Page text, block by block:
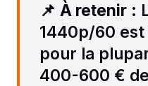
📌 À retenir :
1440p/60
pour la
400-600 €